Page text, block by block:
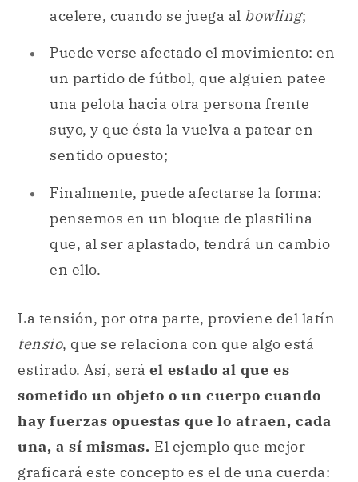
acelere, cuando se juega al bowling;
Puede verse afectado el movimiento: en
un partido de fútbol, que alguien patee
una pelota hacia otra persona frente
suyo, y que ésta la vuelva a patear en
sentido opuesto;
Finalmente, puede afectarse la forma:
pensemos en un bloque de plastilina
que, al ser aplastado, tendrá un cambio
en ello.
La tensión, por otra parte, proviene del latín
tensio, que se relaciona con que algo está
estirado. Así, será el estado al que es
sometido un objeto o un cuerpo cuando
hay fuerzas opuestas que lo atraen, cada
una, a sí mismas. El ejemplo que mejor
graficará este concepto es el de una cuerda: